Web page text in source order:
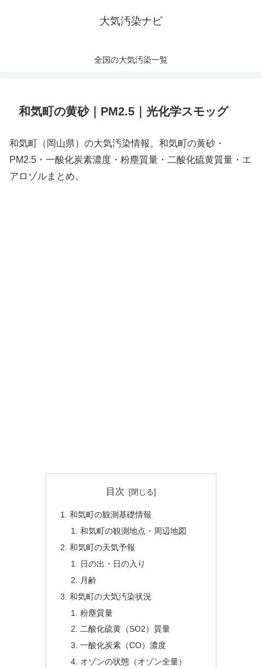
大気汚染ナビ
全国の大気汚染一覧
和気町の黄砂｜PM2.5｜光化学スモッグ
和気町（岡山県）の大気汚染情報。和気町の黄砂・
PM2.5・一酸化炭素濃度・粉塵質量・二酸化硫黄質量・エ
アロゾルまとめ。
目次
和気町の観測基礎情報
和気町の観測地点・周辺地図
和気町の天気予報
日の出・日の入り
月齢
和気町の大気汚染状況
粉塵質量
二酸化硫黄（SO2）質量
一酸化炭素（CO）濃度
オゾンの状態（オゾン全量）